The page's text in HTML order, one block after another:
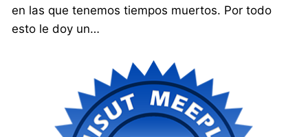
en las que tenemos tiempos muertos. Por todo
esto le doy un…